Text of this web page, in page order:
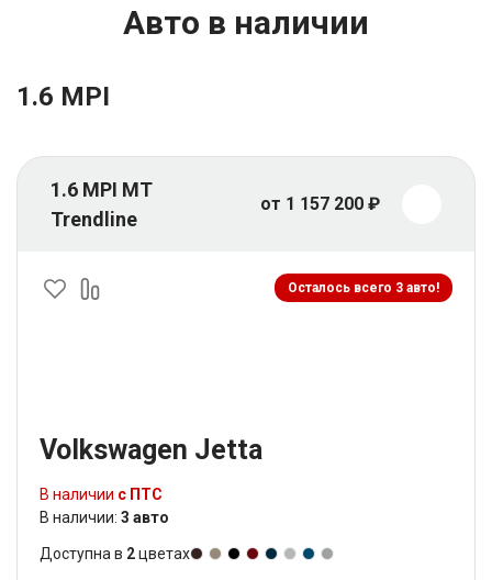
Авто в наличии
1.6 MPI
1.6 MPI MT
Trendline
от 1 157 200 ₽
Осталось всего 3 авто!
Volkswagen Jetta
В наличии с ПТС
В наличии: 3 авто
Доступна в 2цветах